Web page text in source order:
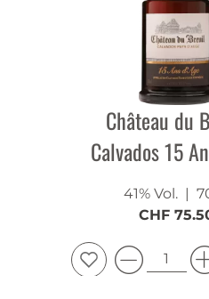
Château du
Calvados 15
41% Vol. |
CHF